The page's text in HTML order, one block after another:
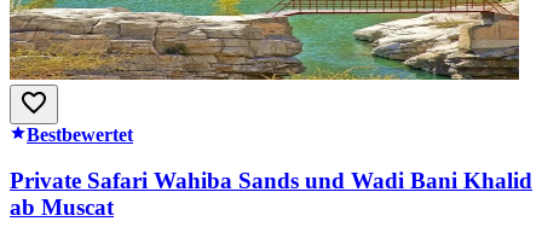
Bestbewertet
Private Safari Wahiba Sands und Wadi Bani Khalid
ab Muscat